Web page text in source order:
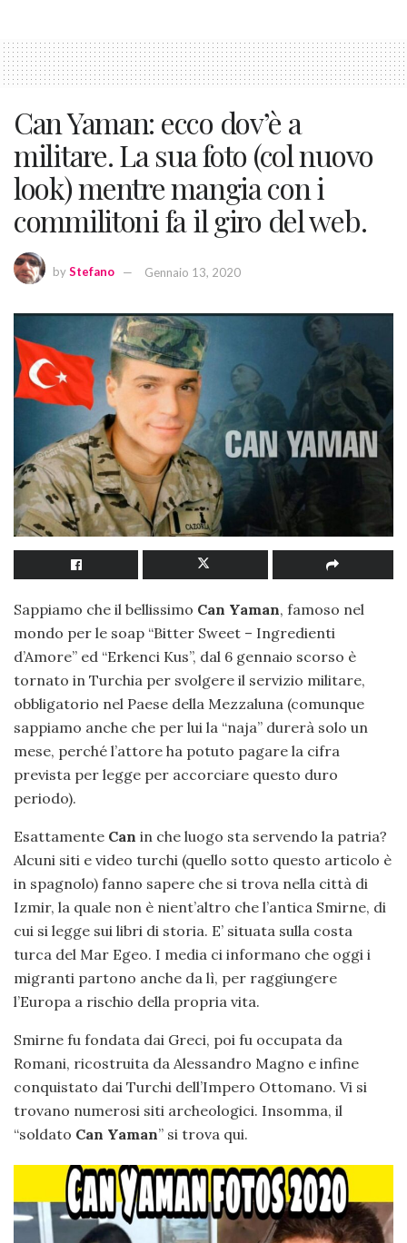
Can Yaman: ecco dov’è a
militare. La sua foto (col nuovo
look) mentre mangia con i
commilitoni fa il giro del web.
byStefano Gennaio 13, 2020
Sappiamo che il bellissimo Can Yaman, famoso nel
mondo per le soap “Bitter Sweet – Ingredienti
d’Amore” ed “Erkenci Kus”, dal 6 gennaio scorso è
tornato in Turchia per svolgere il servizio militare,
obbligatorio nel Paese della Mezzaluna (comunque
sappiamo anche che per lui la “naja” durerà solo un
mese, perché l’attore ha potuto pagare la cifra
prevista per legge per accorciare questo duro
periodo).
Esattamente Can in che luogo sta servendo la patria?
Alcuni siti e video turchi (quello sotto questo articolo è
in spagnolo) fanno sapere che si trova nella città di
Izmir, la quale non è nient’altro che l’antica Smirne, di
cui si legge sui libri di storia. E’ situata sulla costa
turca del Mar Egeo. I media ci informano che oggi i
migranti partono anche da lì, per raggiungere
l’Europa a rischio della propria vita.
Smirne fu fondata dai Greci, poi fu occupata da
Romani, ricostruita da Alessandro Magno e infine
conquistato dai Turchi dell’Impero Ottomano. Vi si
trovano numerosi siti archeologici. Insomma, il
“soldato Can Yaman” si trova qui.